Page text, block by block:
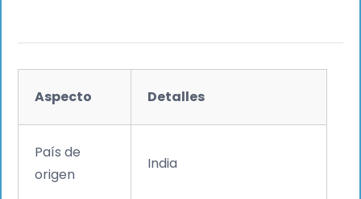
Aspecto Detalles
País de
origen
India